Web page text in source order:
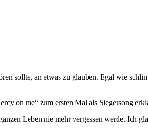
sollte, an etwas zu glauben. Egal wie
on me“ zum ersten Mal als Siegersong
Leben nie mehr vergessen werde. Ich